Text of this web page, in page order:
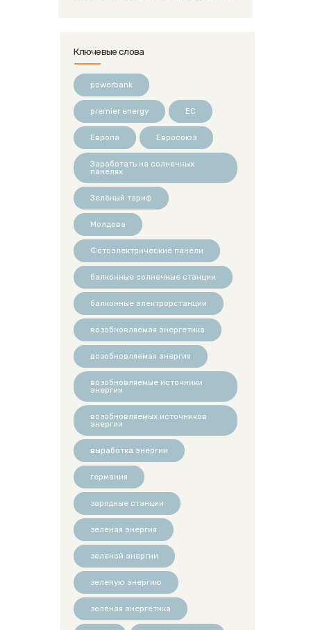
Ключевые слова
powerbank
premier energy ЕС
Европа Евросоюз
Заработать на солнечных
панелях
Зелёный тариф
Молдова
Фотоэлектрические панели
балконные солнечные станции
балконные электрорстанции
возобновляемая энергетика
возобновляемая энергия
возобновляемые источники
энергии
возобновляемых источников
энергии
выработка энергии
германия
зарядные станции
зеленая энергия
зеленой энергии
зеленую энергию
зелёная энергетика